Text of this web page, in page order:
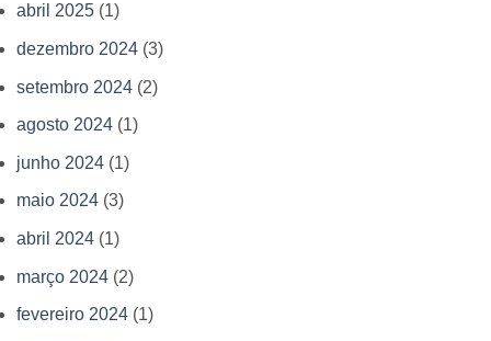
abril 2025 (1)
dezembro 2024 (3)
setembro 2024 (2)
agosto 2024 (1)
junho 2024 (1)
maio 2024 (3)
abril 2024 (1)
março 2024 (2)
fevereiro 2024 (1)